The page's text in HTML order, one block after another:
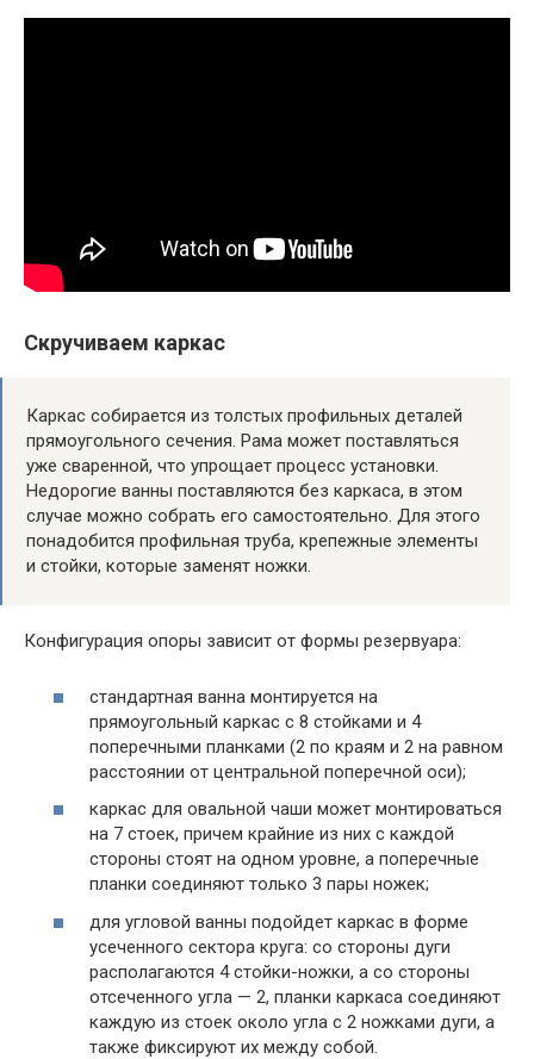
Скручиваем каркас
Каркас собирается из толстых профильных деталей
прямоугольного сечения. Рама может поставляться
уже сваренной, что упрощает процесс установки.
Недорогие ванны поставляются без каркаса, в этом
случае можно собрать его самостоятельно. Для этого
понадобится профильная труба, крепежные элементы
и стойки, которые заменят ножки.
Конфигурация опоры зависит от формы резервуара:
стандартная ванна монтируется на
прямоугольный каркас с 8 стойками и 4
поперечными планками (2 по краям и 2 на равном
расстоянии от центральной поперечной оси);
каркас для овальной чаши может монтироваться
на 7 стоек, причем крайние из них с каждой
стороны стоят на одном уровне, а поперечные
планки соединяют только 3 пары ножек;
для угловой ванны подойдет каркас в форме
усеченного сектора круга: со стороны дуги
располагаются 4 стойки-ножки, а со стороны
отсеченного угла — 2, планки каркаса соединяют
каждую из стоек около угла с 2 ножками дуги, а
также фиксируют их между собой.